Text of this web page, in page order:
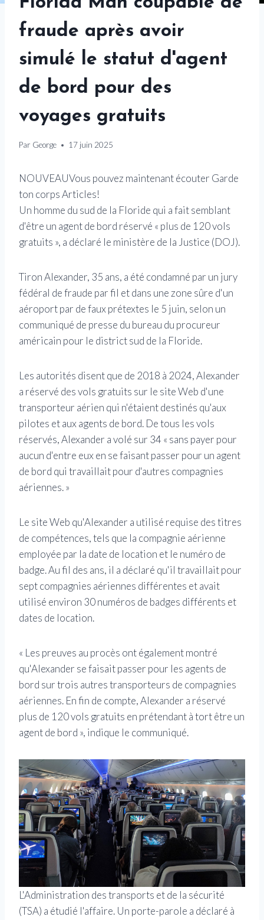
fraude après avoir
simulé le statut d'agent
de bord pour des
voyages gratuits
Par George 17 juin 2025
NOUVEAUVous pouvez maintenant écouter Garde
ton corps Articles!
Un homme du sud de la Floride qui a fait semblant
d'être un agent de bord réservé « plus de 120 vols
gratuits », a déclaré le ministère de la Justice (DOJ).
Tiron Alexander, 35 ans, a été condamné par un jury
fédéral de fraude par fil et dans une zone sûre d'un
aéroport par de faux prétextes le 5 juin, selon un
communiqué de presse du bureau du procureur
américain pour le district sud de la Floride.
Les autorités disent que de 2018 à 2024, Alexander
a réservé des vols gratuits sur le site Web d'une
transporteur aérien qui n'étaient destinés qu'aux
pilotes et aux agents de bord. De tous les vols
réservés, Alexander a volé sur 34 « sans payer pour
aucun d'entre eux en se faisant passer pour un agent
de bord qui travaillait pour d'autres compagnies
aériennes. »
Le site Web qu'Alexander a utilisé requise des titres
de compétences, tels que la compagnie aérienne
employée par la date de location et le numéro de
badge. Au fil des ans, il a déclaré qu'il travaillait pour
sept compagnies aériennes différentes et avait
utilisé environ 30 numéros de badges différents et
dates de location.
« Les preuves au procès ont également montré
qu'Alexander se faisait passer pour les agents de
bord sur trois autres transporteurs de compagnies
aériennes. En fin de compte, Alexander a réservé
plus de 120 vols gratuits en prétendant à tort être un
agent de bord », indique le communiqué.
L'Administration des transports et de la sécurité
(TSA) a étudié l'affaire. Un porte-parole a déclaré à